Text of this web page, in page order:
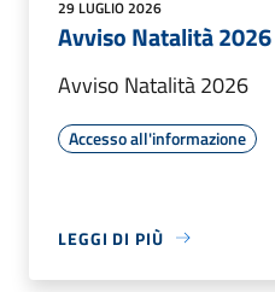
29 LUGLIO 2026
Avviso Natalità 2026
Avviso Natalità 2026
Accesso all'informazione
LEGGI DI PIÙ